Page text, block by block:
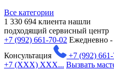
Все категории
1 330 694 клиента нашли
подходящий сервисный центр
+7 (992) 661-70-02 Ежедневно -
Консультация
+7 (992)
+7 (XXX) XXX... Вызвать